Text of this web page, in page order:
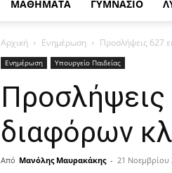
ΜΑΘΗΜΑΤΑ ΓΥΜΝΑΣΙΟ
Αρχική Ενημέρωση Προσλήψεις 627
Ενημέρωση Υπουργείο Παιδείας
Προσλήψεις
διαφόρων
Από Μανόλης Μαυρακάκης - 21 Νοεμβρίου